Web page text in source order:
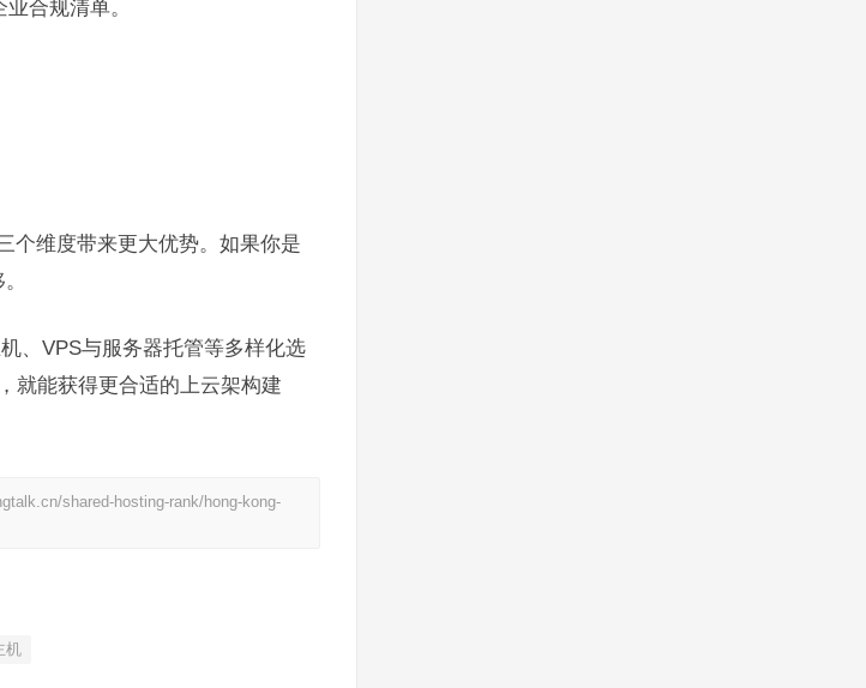
合规清单。
个维度带来更大优势。如果你是
、VPS与服务器托管等多样化选
就能获得更合适的上云架构建
shared-hosting-rank/hong-kong-
机